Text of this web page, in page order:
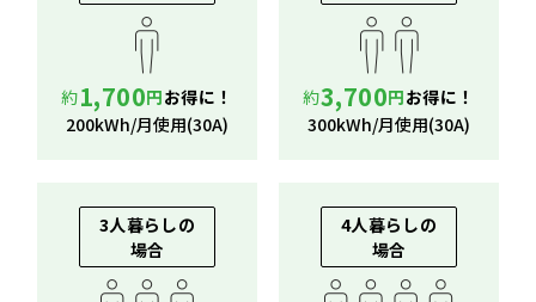
約1,700円お得に！
200kWh/月使用(30A)
約3,700円お得に！
300kWh/月使用(30A)
3人暮らしの
場合
4人暮らしの
場合